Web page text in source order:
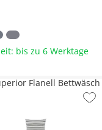
bis zu 6 Werktage
Flanell Bettwäsch